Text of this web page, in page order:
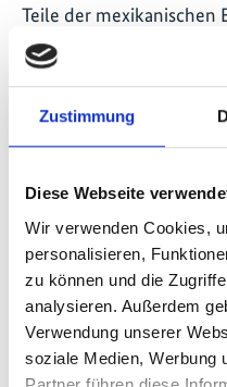
Zustimmung
Diese Webseite
Wir verwenden Cookies,
personalisieren,
zu können und die
analysieren. Außerdem
Verwendung unserer
soziale Medien, Werbung
Teile der mexikanischen
13.000 Personen
öffentliche Beteiligung
eines breit und
Kriterien für die
prominent in der
Expertinnen und
fachliche Beiträge zu
Themenfeldern und
die Klimaschutzallianz
Klimaschutzprogramms.